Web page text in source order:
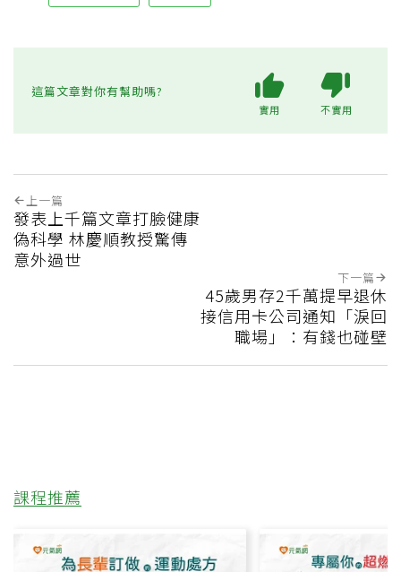
這篇文章對你有幫助嗎?
實用 不實用
上一篇
發表上千篇文章打臉健康
偽科學 林慶順教授驚傳
意外過世
下一篇
45歲男存2千萬提早退休
接信用卡公司通知「淚回
職場」：有錢也碰壁
課程推薦